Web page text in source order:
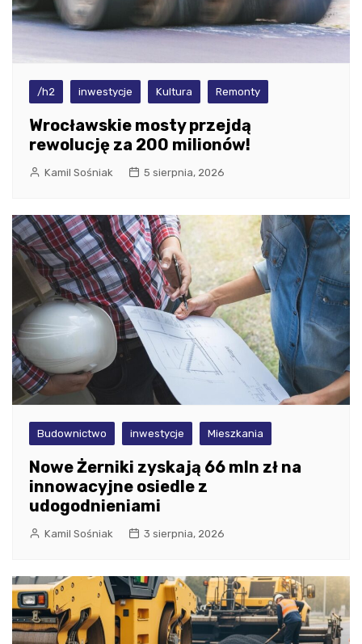
/h2 inwestycje Kultura Remonty
Wrocławskie mosty przejdą
rewolucję za 200 milionów!
Kamil Sośniak 5 sierpnia, 2026
Budownictwo inwestycje Mieszkania
Nowe Żerniki zyskają 66 mln zł na
innowacyjne osiedle z
udogodnieniami
Kamil Sośniak 3 sierpnia, 2026